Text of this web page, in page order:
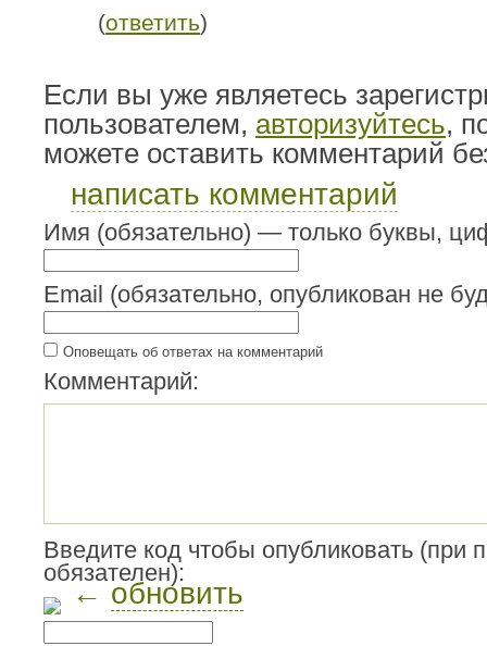
(ответить)
Если вы уже являетесь
пользователем, авторизуйтесь,
можете оставить комментарий
написать комментарий
Имя (обязательно) — только буквы,
Email (обязательно, опубликован не
Оповещать об ответах на комментарий
Комментарий:
Введите код чтобы опубликовать (при
обязателен):
← обновить